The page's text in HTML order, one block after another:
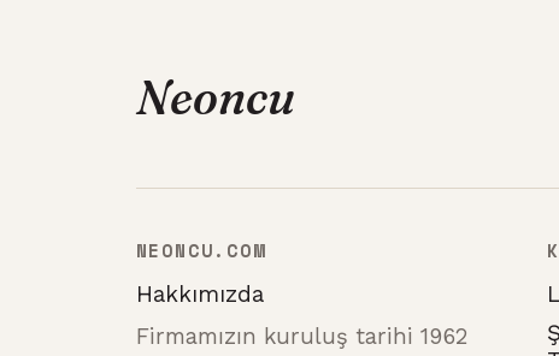
Neoncu
NEONCU.COM
Hakkımızda
Firmamızın kuruluş tarihi 1962